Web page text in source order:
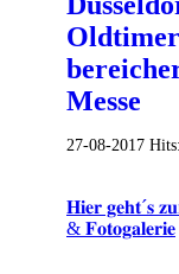
Oldtimer
Messe
27-08-2017 Hits:
𝐇𝐢𝐞𝐫 𝐠𝐞𝐡𝐭´𝐬
& 𝐅𝐨𝐭𝐨𝐠𝐚𝐥𝐞𝐫𝐢𝐞